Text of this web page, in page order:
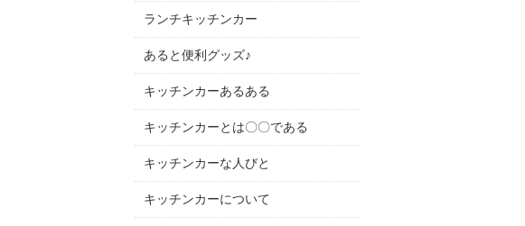
ランチキッチンカー
あると便利グッズ♪
キッチンカーあるある
キッチンカーとは〇〇である
キッチンカーな人びと
キッチンカーについて